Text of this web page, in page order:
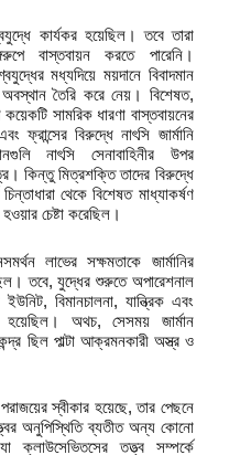
কার্যকর হয়েছিল। তবে তারা
বাস্তবায়ন করতে পারেনি।
মধ্যদিয়ে ময়দানে বিবাদমান
তৈরি করে নেয়। বিশেষত,
কয়েকটি সামরিক ধারণা বাস্তবায়নের
বিরুদ্ধে নাৎসি জার্মানি
নাৎসি সেনাবাহিনীর উপর
কিন্তু মিত্রশক্তি তাদের বিরুদ্ধে
থেকে বিশেষত মাধ্যাকর্ষণ
চেষ্টা করেছিল।
লাভের সক্ষমতাকে জার্মানির
তবে, যুদ্ধের শুরুতে অপারেশনাল
বিমানচালনা, যান্ত্রিক এবং
হয়েছিল। অথচ, সেসময় জার্মান
ছিল পাল্টা আক্রমনকারী অস্ত্র ও
স্বীকার হয়েছে, তার পেছনে
অনুপিস্থিতি ব্যতীত অন্য কোনো
তত্ত্ব সম্পর্কে